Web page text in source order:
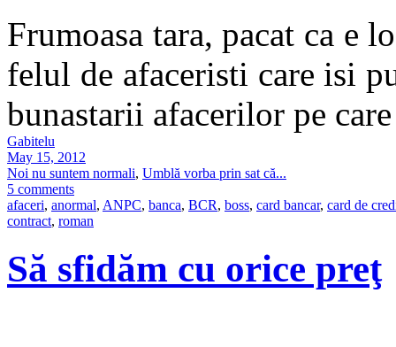
Frumoasa tara, pacat ca e
felul de afaceristi care isi
bunastarii afacerilor pe
Gabitelu
May 15, 2012
Noi nu suntem normali, Umblă vorba prin sat că...
5 comments
afaceri, anormal, ANPC, banca, BCR, boss, card bancar, card de
contract, roman
Să sfidăm cu orice preţ